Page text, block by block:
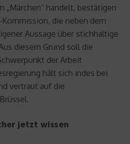
„Märchen“ handelt, bestätigen
die neben dem
Aussage über stichhaltige
diesem Grund soll die
der Arbeit
hält sich indes bei
vertraut auf die
jetzt wissen